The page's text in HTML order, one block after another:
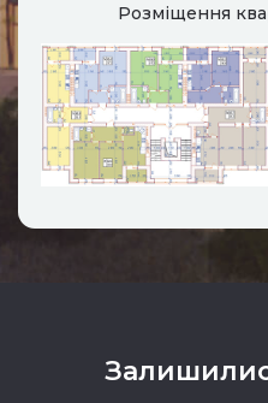
Розміщення